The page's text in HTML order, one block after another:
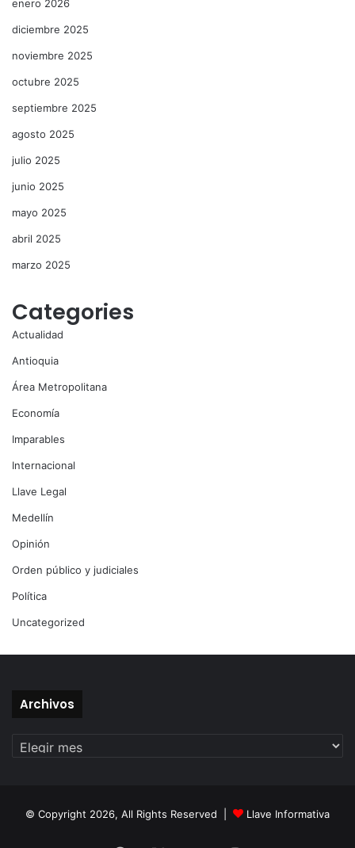
enero 2026
diciembre 2025
noviembre 2025
octubre 2025
septiembre 2025
agosto 2025
julio 2025
junio 2025
mayo 2025
abril 2025
marzo 2025
Categories
Actualidad
Antioquia
Área Metropolitana
Economía
Imparables
Internacional
Llave Legal
Medellín
Opinión
Orden público y judiciales
Política
Uncategorized
Archivos
© Copyright 2026, All Rights Reserved | Llave Informativa